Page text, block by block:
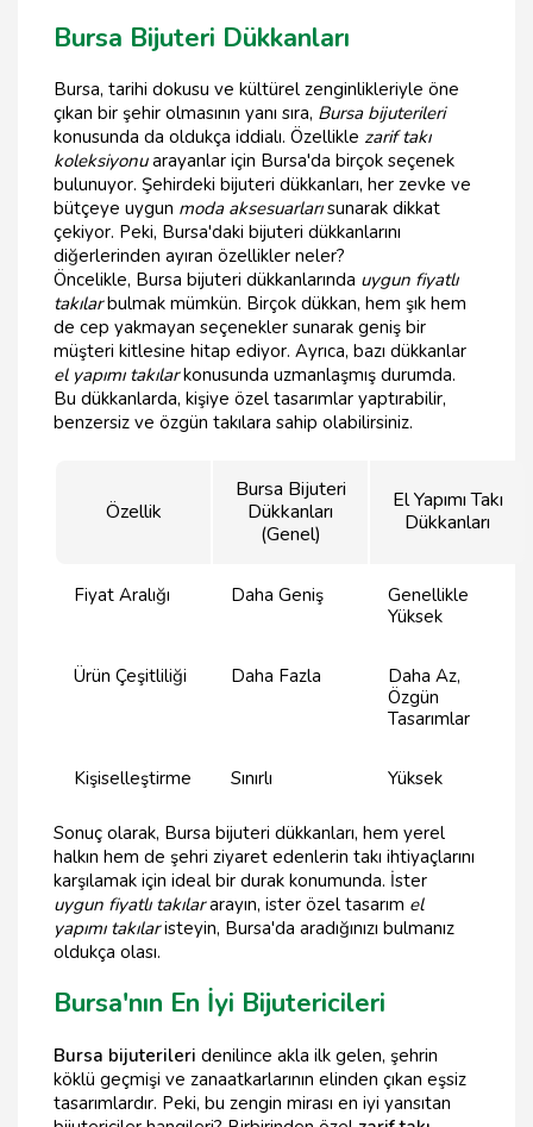
Bursa Bijuteri Dükkanları
Bursa, tarihi dokusu ve kültürel zenginlikleriyle öne
çıkan bir şehir olmasının yanı sıra, Bursa bijuterileri
konusunda da oldukça iddialı. Özellikle zarif takı
koleksiyonuarayanlar için Bursa'da birçok seçenek
bulunuyor. Şehirdeki bijuteri dükkanları, her zevke ve
bütçeye uygun moda aksesuarlarısunarak dikkat
çekiyor. Peki, Bursa'daki bijuteri dükkanlarını
diğerlerinden ayıran özellikler neler?
Öncelikle, Bursa bijuteri dükkanlarında uygun fiyatlı
takılarbulmak mümkün. Birçok dükkan, hem şık hem
de cep yakmayan seçenekler sunarak geniş bir
müşteri kitlesine hitap ediyor. Ayrıca, bazı dükkanlar
el yapımı takılarkonusunda uzmanlaşmış durumda.
Bu dükkanlarda, kişiye özel tasarımlar yaptırabilir,
benzersiz ve özgün takılara sahip olabilirsiniz.
Özellik
Bursa Bijuteri
Dükkanları
(Genel)
El Yapımı Takı
Dükkanları
Fiyat Aralığı Daha Geniş
Genellikle
Yüksek
Ürün Çeşitliliği Daha Fazla
Daha Az,
Özgün
Tasarımlar
Kişiselleştirme Sınırlı Yüksek
Sonuç olarak, Bursa bijuteri dükkanları, hem yerel
halkın hem de şehri ziyaret edenlerin takı ihtiyaçlarını
karşılamak için ideal bir durak konumunda. İster
uygun fiyatlı takılararayın, ister özel tasarım el
yapımı takılaristeyin, Bursa'da aradığınızı bulmanız
oldukça olası.
Bursa'nın En İyi Bijutericileri
Bursa bijuterileri denilince akla ilk gelen, şehrin
köklü geçmişi ve zanaatkarlarının elinden çıkan eşsiz
tasarımlardır. Peki, bu zengin mirası en iyi yansıtan